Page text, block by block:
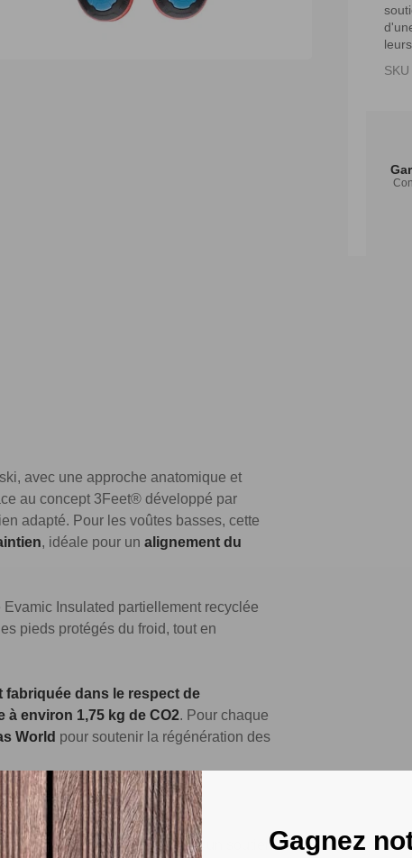
avec une approche anatomique et
au concept 3Feet® développé par
adapté. Pour les voûtes basses, cette
, idéale pour un alignement du
Insulated partiellement recyclée
pieds protégés du froid, tout en
fabriquée dans le respect de
à environ 1,75 kg de CO2. Pour chaque
World pour soutenir la régénération des
pour les voûtes basses, offrant un soutienGagnez